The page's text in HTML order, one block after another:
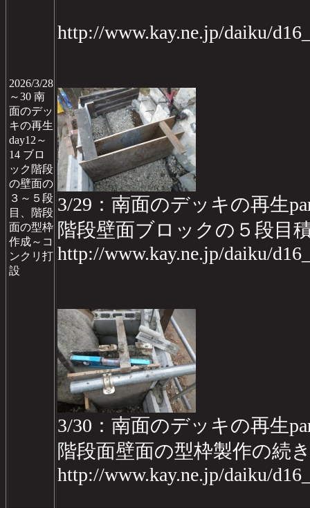
2026/3/28
～30 南
面のデッ
キの再生
day12～
14 ブロ
ック階段
の壁面の
３～５段
目、階段
面の型枠
作成～コ
ンクリ打
設
http://www.kay.ne.jp/daiku/
3/29：南面のデッキの再生
階段壁面ブロックの５段目
http://www.kay.ne.jp/daiku/
3/30：南面のデッキの再生
階段面壁面の型枠製作の続
http://www.kay.ne.jp/daiku/